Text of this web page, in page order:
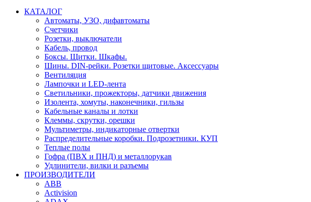
КАТАЛОГ
Автоматы, УЗО, дифавтоматы
Счетчики
Розетки, выключатели
Кабель, провод
Боксы. Щитки. Шкафы.
Шины. DIN-рейки. Розетки щитовые. Аксессуары
Вентиляция
Лампочки и LED-лента
Светильники, прожекторы, датчики движения
Изолента, хомуты, наконечники, гильзы
Кабельные каналы и лотки
Клеммы, скрутки, орешки
Мультиметры, индикаторные отвертки
Распределительные коробки. Подрозетники. КУП
Теплые полы
Гофра (ПВХ и ПНД) и металлорукав
Удлинители, вилки и разъемы
ПРОИЗВОДИТЕЛИ
ABB
Activision